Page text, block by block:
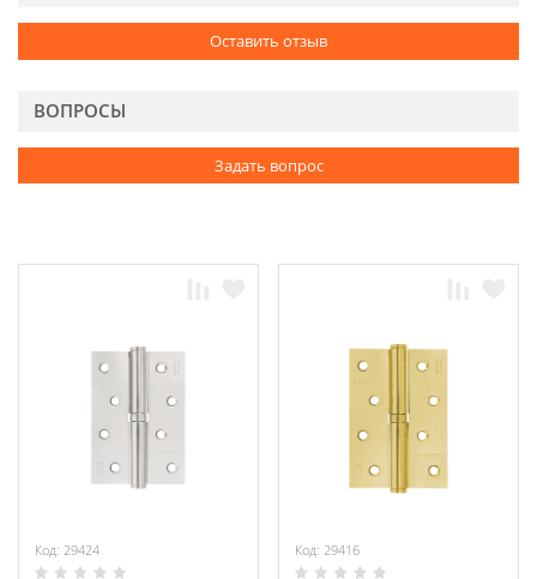
Оставить отзыв
ВОПРОСЫ
Задать вопрос
Код: 29424 Код: 29416